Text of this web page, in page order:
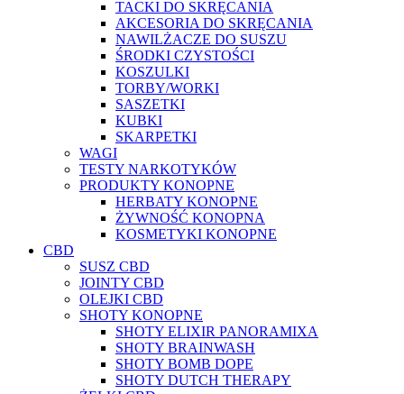
TACKI DO SKRĘCANIA
AKCESORIA DO SKRĘCANIA
NAWILŻACZE DO SUSZU
ŚRODKI CZYSTOŚCI
KOSZULKI
TORBY/WORKI
SASZETKI
KUBKI
SKARPETKI
WAGI
TESTY NARKOTYKÓW
PRODUKTY KONOPNE
HERBATY KONOPNE
ŻYWNOŚĆ KONOPNA
KOSMETYKI KONOPNE
CBD
SUSZ CBD
JOINTY CBD
OLEJKI CBD
SHOTY KONOPNE
SHOTY ELIXIR PANORAMIXA
SHOTY BRAINWASH
SHOTY BOMB DOPE
SHOTY DUTCH THERAPY